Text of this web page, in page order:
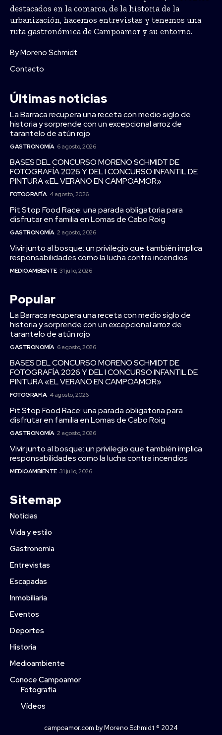
destacados en la comarca, de la historia de la
urbanización, hacemos entrevistas y tenemos una
ruta gastronómica de Campoamor y su entorno.
By Moreno Schmidt
Contacto
Últimas noticias
La Barraca recupera una receta con medio siglo de
historia y sorprende con un excepcional arroz de
tarantelo de atún rojo
GASTRONOMÍA 6 agosto, 2026
BASES DEL CONCURSO MORENO SCHMIDT DE
FOTOGRAFÍA 2026 Y DEL I CONCURSO INFANTIL DE
PINTURA «EL VERANO EN CAMPOAMOR»
FOTOGRAFÍA 4 agosto, 2026
Pit Stop Food Race: una parada obligatoria para
disfrutar en familia en Lomas de Cabo Roig
GASTRONOMÍA 2 agosto, 2026
Vivir junto al bosque: un privilegio que también implica
responsabilidades como la lucha contra incendios
MEDIOAMBIENTE 31 julio, 2026
Popular
La Barraca recupera una receta con medio siglo de
historia y sorprende con un excepcional arroz de
tarantelo de atún rojo
GASTRONOMÍA 6 agosto, 2026
BASES DEL CONCURSO MORENO SCHMIDT DE
FOTOGRAFÍA 2026 Y DEL I CONCURSO INFANTIL DE
PINTURA «EL VERANO EN CAMPOAMOR»
FOTOGRAFÍA 4 agosto, 2026
Pit Stop Food Race: una parada obligatoria para
disfrutar en familia en Lomas de Cabo Roig
GASTRONOMÍA 2 agosto, 2026
Vivir junto al bosque: un privilegio que también implica
responsabilidades como la lucha contra incendios
MEDIOAMBIENTE 31 julio, 2026
Sitemap
Noticias
Vida y estilo
Gastronomía
Entrevistas
Escapadas
Inmobiliaria
Eventos
Deportes
Historia
Medioambiente
Conoce Campoamor
Fotografía
Vídeos
campoamor.com by Moreno Schmidt ® 2024